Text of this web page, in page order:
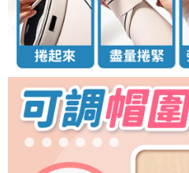
請求用戶進行身份認證。
５．嚴禁一人註冊多個帳號或使用他人
恩沛科技股份有限公司將有權停止該用